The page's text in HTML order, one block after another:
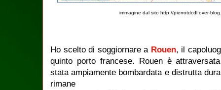
immagine dal sito http://pierrotdcdl.over-
Ho scelto di soggiornare a Rouen, il
quinto porto francese. Rouen è
stata ampiamente bombardata e distrutta
rimane